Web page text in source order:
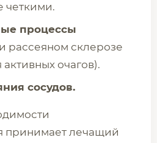
четкими.
процессы
рассеяном склерозе
очагов).
сосудов.
принимает лечащий